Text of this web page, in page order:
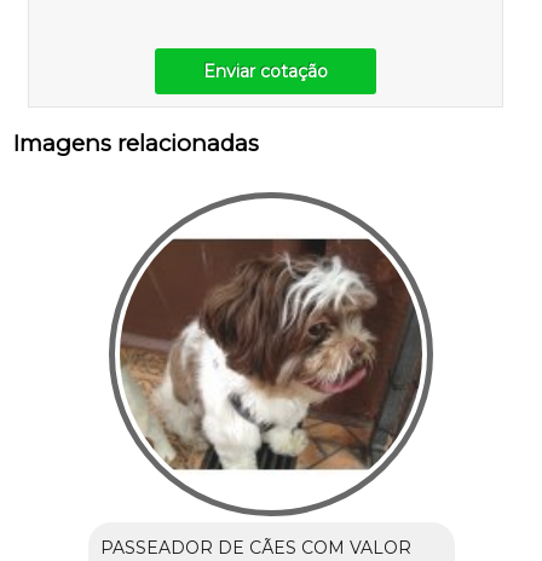
Enviar cotação
Imagens relacionadas
PASSEADOR DE CÃES COM VALOR